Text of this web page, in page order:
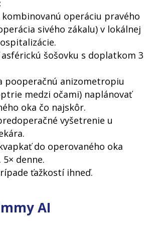
kombinovanú operáciu pravého
sivého zákalu) v lokálnej
šošovku s doplatkom 3
pooperačnú anizometropiu
medzi očami) naplánovať
oka čo najskôr.
vyšetrenie u
do operovaného oka
denne.
ťažkostí ihneď.
AI